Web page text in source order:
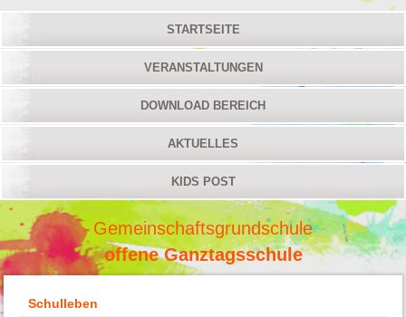
STARTSEITE
VERANSTALTUNGEN
DOWNLOAD BEREICH
AKTUELLES
KIDS POST
Gemeinschaftsgrundschule
offene Ganztagsschule
Schulleben